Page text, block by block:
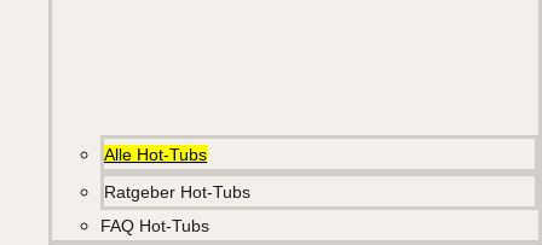
Alle Hot-Tubs
Ratgeber Hot-Tubs
FAQ Hot-Tubs